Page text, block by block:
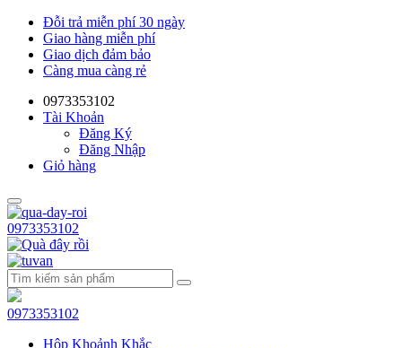
Đỗi trả miễn phí 30 ngày
Giao hàng miễn phí
Giao dịch đảm bảo
Càng mua càng rẻ
0973353102
Tài Khoản
Đăng Ký
Đăng Nhập
Giỏ hàng
0973353102
0973353102
Hộp Khoảnh Khắc